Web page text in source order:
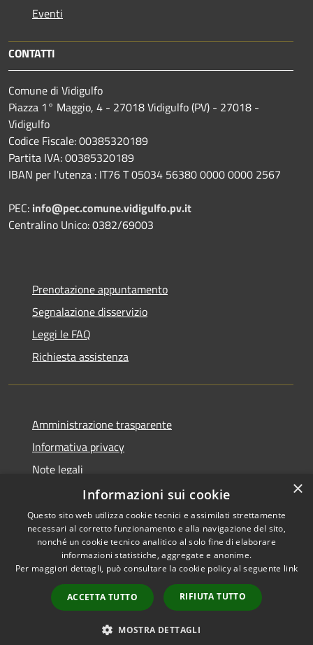
Eventi
CONTATTI
Comune di Vidigulfo
Piazza 1° Maggio, 4 - 27018 Vidigulfo (PV) - 27018 -
Vidigulfo
Codice Fiscale: 00385320189
Partita IVA: 00385320189
IBAN per l'utenza : IT76 T 05034 56380 0000 0000 2567
PEC: info@pec.comune.vidigulfo.pv.it
Centralino Unico: 0382/69003
Prenotazione appuntamento
Segnalazione disservizio
Leggi le FAQ
Richiesta assistenza
Amministrazione trasparente
Informativa privacy
Note legali
Dichiarazione di accessibilità
RSS
Accessibilità
Copyright © 2026 • Comune di
Municipium•
Accesso
redazione
×
Informazioni sui cookie
Questo sito web utilizza cookie tecnici e assimilati strettamente
necessari al corretto funzionamento e alla navigazione del sito,
nonché un cookie tecnico analitico al solo fine di elaborare
informazioni statistiche, aggregate e anonime.
Per maggiori dettagli, può consultare la cookie policy al seguente link
ACCETTA TUTTO RIFIUTA TUTTO
MOSTRA DETTAGLI